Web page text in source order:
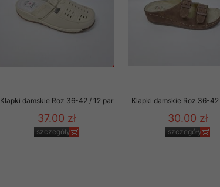
Klapki damskie Roz 36-42 / 12 par
37.00 zł
szczegóły
Klapki damskie Roz 36-42
30.00 zł
szczegóły